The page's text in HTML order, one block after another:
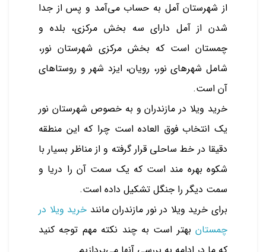
از شهرستان آمل به حساب می‌آمد و پس از جدا
شدن از آمل دارای سه بخش مرکزی، بلده و
چمستان است که بخش مرکزی شهرستان نور،
شامل شهرهای نور، رویان، ایزد شهر و روستاهای
آن است.
خرید ویلا در مازندران و به خصوص شهرستان نور
یک انتخاب فوق العاده است چرا که این منطقه
دقیقا در خط ساحلی قرار گرفته و از مناظر بسیار با
شکوه بهره مند است که یک سمت آن را دریا و
سمت دیگر را جنگل تشکیل داده است.
برای خرید ویلا در نور مازندران مانند خرید ویلا در
چمستان بهتر است به چند نکته مهم توجه کنید